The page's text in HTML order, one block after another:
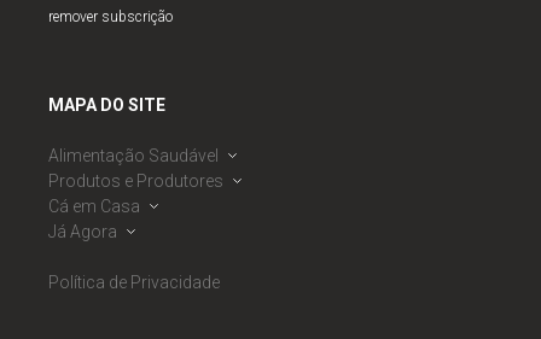
remover subscrição
MAPA DO SITE
Alimentação Saudável
Dieta Mediterrânica
Roda da Alimentação Mediterrânica
Observatório de Segurança Alimentar
RNAES
Produtos e Produtores
Banco de Produtores
Calendário Sazonal
Cabazes Alimentares
Cá em Casa
Receitas
Listagem de Dicas
Já Agora
Eventos
Política de Privacidade